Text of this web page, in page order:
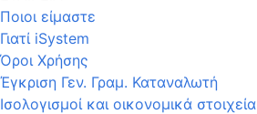
Ποιοι είμαστε
Γιατί iSystem
Όροι Χρήσης
Έγκριση Γεν. Γραμ. Καταναλωτή
Ισολογισμοί και οικονομικά στοιχεία